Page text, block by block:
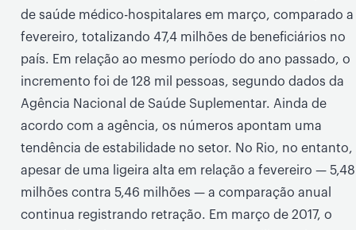
de saúde médico-hospitalares em março, comparado a
fevereiro, totalizando 47,4 milhões de beneficiários no
país. Em relação ao mesmo período do ano passado, o
incremento foi de 128 mil pessoas, segundo dados da
Agência Nacional de Saúde Suplementar. Ainda de
acordo com a agência, os números apontam uma
tendência de estabilidade no setor. No Rio, no entanto,
apesar de uma ligeira alta em relação a fevereiro — 5,48
milhões contra 5,46 milhões — a comparação anual
continua registrando retração. Em março de 2017, o